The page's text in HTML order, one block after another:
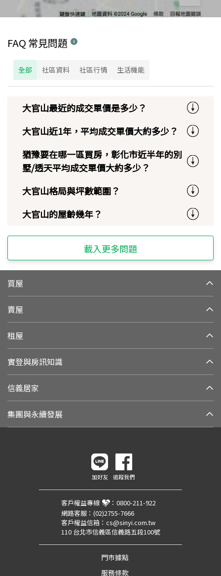
FAQ 常見問題
全部 社區資料 社區行情 生活機能
大官山最近的成交單價是多少？
大官山近1年，平均成交單價大約多少？
猶豫要在哪一區買房，彰化市近半年的別
墅/透天平均成交單價大約多少？
大官山格局與坪數範圍？
大官山的屋齡幾年？
載入更多問題
買屋
賣屋
租屋
實登與房訊知識
信義居家
集團與永續發展
加好友 追蹤我們
客戶權益專線 ： 0800-211-922
網路客服： (02)2755-7666
客戶權益信箱： cs@sinyi.com.tw
110 台北市信義區信義路五段100號
門市據點
服務條款